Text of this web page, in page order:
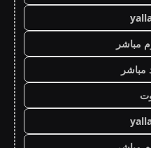
مباشر
مباشر